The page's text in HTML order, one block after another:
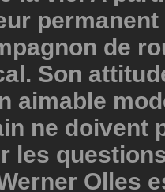
de
Son
aimable
ne doivent
les
Olles